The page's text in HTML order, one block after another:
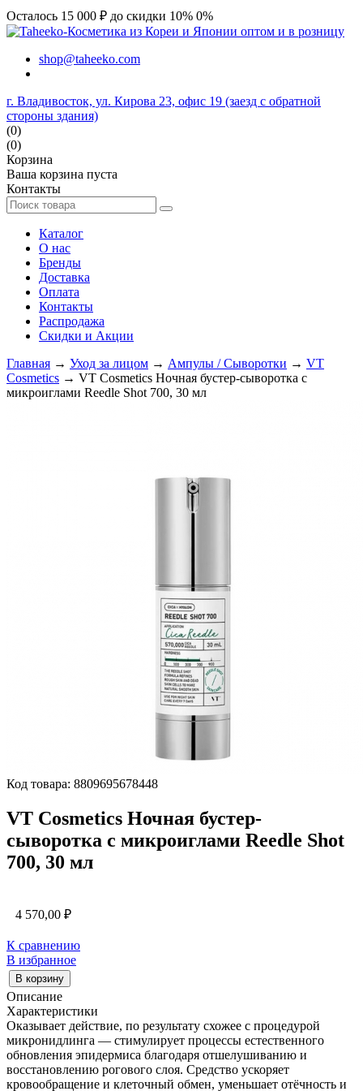
Осталось 15 000 ₽ до скидки 10% 0%
shop@taheeko.com
г. Владивосток, ул. Кирова 23, офис 19 (заезд с обратной
стороны здания)
(0)
(0)
Корзина
Ваша корзина пуста
Контакты
Каталог
О нас
Бренды
Доставка
Оплата
Контакты
Распродажа
Скидки и Акции
Главная → Уход за лицом → Ампулы / Сыворотки → VT
Cosmetics → VT Cosmetics Ночная бустер-сыворотка с
микроиглами Reedle Shot 700, 30 мл
Код товара: 8809695678448
VT Cosmetics Ночная бустер-
сыворотка с микроиглами Reedle Shot
700, 30 мл
4 570,00 ₽
К сравнению
В избранное
В корзину
Описание
Характеристики
Оказывает действие, по результату схожее с процедурой
микронидлинга — стимулирует процессы естественного
обновления эпидермиса благодаря отшелушиванию и
восстановлению рогового слоя. Средство ускоряет
кровообращение и клеточный обмен, уменьшает отёчность и